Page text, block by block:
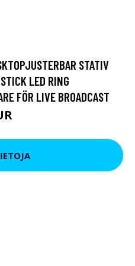
STATIV
LED RING
FÖR LIVE BROADCAST